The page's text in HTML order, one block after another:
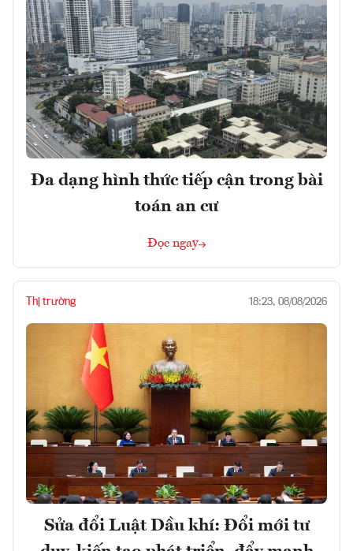
Đa dạng hình thức tiếp cận trong bài
toán an cư
Đọc ngay
Thị trường 18:23, 08/08/2026
Sửa đổi Luật Dầu khí: Đổi mới tư